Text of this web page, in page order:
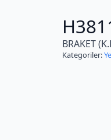
BRAKET
Kategoriler: